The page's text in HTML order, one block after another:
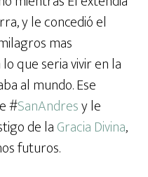
y le concedió el
mas
que seria vivir en la
al mundo. Ese
#SanAndresy le
de laGracia Divina,
futuros.